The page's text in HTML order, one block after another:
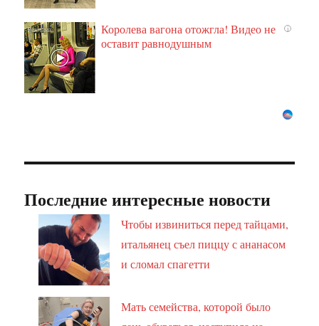
i
Королева вагона отожгла! Видео не
оставит равнодушным
Последние интересные новости
Чтобы извиниться перед тайцами,
итальянец съел пиццу с ананасом
и сломал спагетти
Мать семейства, которой было